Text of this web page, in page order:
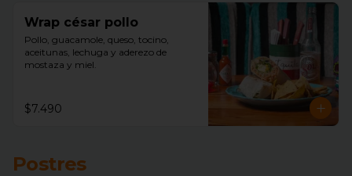
Wrap césar pollo
Pollo, guacamole, queso, tocino,
aceitunas, lechuga y aderezo de
mostaza y miel.
$7.490
Postres